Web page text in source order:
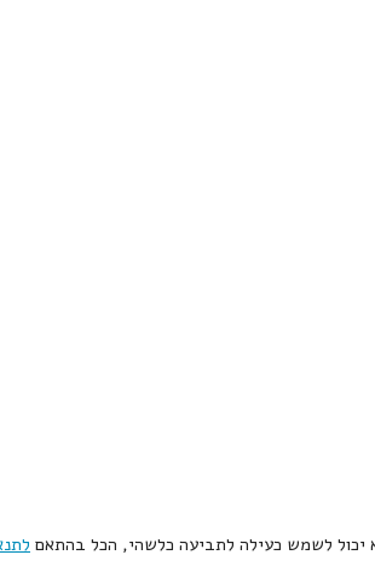
יכול לשמש כעילה לתביעה כלשהי, הכל בהתאם